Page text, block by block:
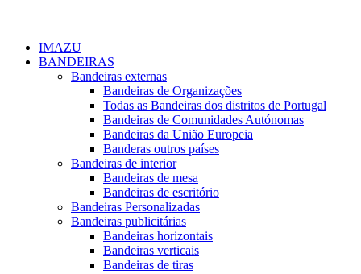
IMAZU
BANDEIRAS
Bandeiras externas
Bandeiras de Organizações
Todas as Bandeiras dos distritos de Portugal
Bandeiras de Comunidades Autónomas
Bandeiras da União Europeia
Banderas outros países
Bandeiras de interior
Bandeiras de mesa
Bandeiras de escritório
Bandeiras Personalizadas
Bandeiras publicitárias
Bandeiras horizontais
Bandeiras verticais
Bandeiras de tiras